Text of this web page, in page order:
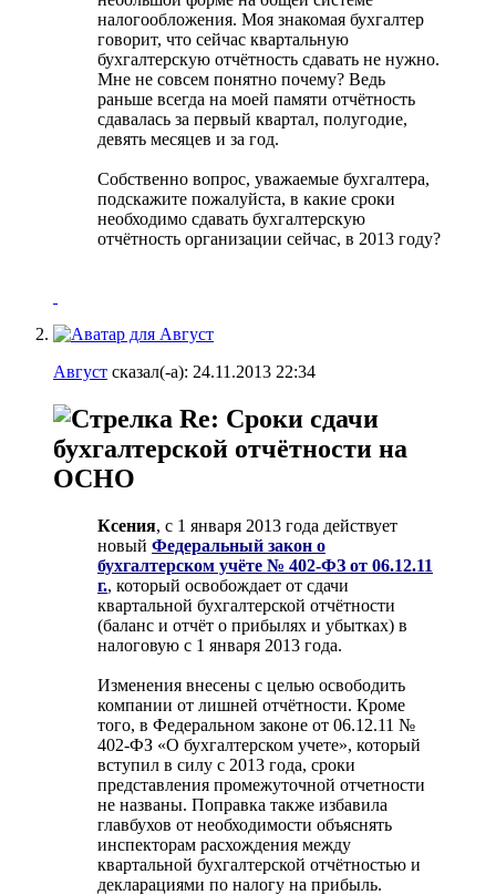
налогообложения. Моя знакомая бухгалтер
говорит, что сейчас квартальную
бухгалтерскую отчётность сдавать не нужно.
Мне не совсем понятно почему? Ведь
раньше всегда на моей памяти отчётность
сдавалась за первый квартал, полугодие,
девять месяцев и за год.
Собственно вопрос, уважаемые бухгалтера,
подскажите пожалуйста, в какие сроки
необходимо сдавать бухгалтерскую
отчётность организации сейчас, в 2013 году?
Август сказал(-а): 24.11.2013 22:34
Re: Сроки сдачи
бухгалтерской отчётности на
ОСНО
Ксения, с 1 января 2013 года действует
новый Федеральный закон о
бухгалтерском учёте № 402-ФЗ от 06.12.11
г., который освобождает от сдачи
квартальной бухгалтерской отчётности
(баланс и отчёт о прибылях и убытках) в
налоговую с 1 января 2013 года.
Изменения внесены с целью освободить
компании от лишней отчётности. Кроме
того, в Федеральном законе от 06.12.11 №
402-ФЗ «О бухгалтерском учете», который
вступил в силу с 2013 года, сроки
представления промежуточной отчетности
не названы. Поправка также избавила
главбухов от необходимости объяснять
инспекторам расхождения между
квартальной бухгалтерской отчётностью и
декларациями по налогу на прибыль.